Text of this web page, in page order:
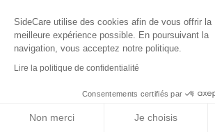
NOS APPS
App Store
Google Play
SideCare utilise des cookies afin de vous offrir la
meilleure expérience possible. En poursuivant la
navigation, vous acceptez notre politique.
Lire la politique de confidentialité
Consentements certifiés par
Non merci Je choisis